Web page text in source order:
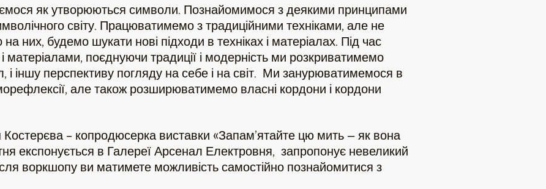
як утворюються символи. Познайомимося з деякими принципами
світу. Працюватимемо з традиційними техніками, але не
них, будемо шукати нові підходи в техніках і матеріалах. Під час
матеріалами, поєднуючи традиції і модерність ми розкриватимемо
і іншу перспективу погляду на себе і на світ. Ми занурюватимемося в
але також розширюватимемо власні кордони і кордони
– копродюсерка виставки «Запам’ятайте цю мить — як вона
експонується в Галереї Арсенал Електровня, запропонує невеликий
воркшопу ви матимете можливість самостійно познайомитися з